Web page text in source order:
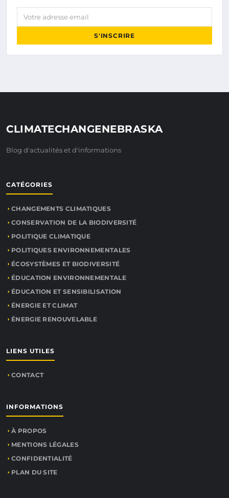
Votre adresse email
S'INSCRIRE
CLIMATECHANGENEBRASKA
Blog d'actualités et d'informations
CATÉGORIES
CHANGEMENTS CLIMATIQUES
CONSERVATION DE LA BIODIVERSITÉ
POLITIQUE CLIMATIQUE
POLITIQUES ENVIRONNEMENTALES
ÉCOSYSTÈMES ET BIODIVERSITÉ
ÉDUCATION ENVIRONNEMENTALE
ÉDUCATION ET SENSIBILISATION
ÉNERGIE ET CLIMAT
ÉNERGIE RENOUVELABLE
LIENS UTILES
CONTACT
INFORMATIONS
À PROPOS
MENTIONS LÉGALES
CONFIDENTIALITÉ
PLAN DU SITE